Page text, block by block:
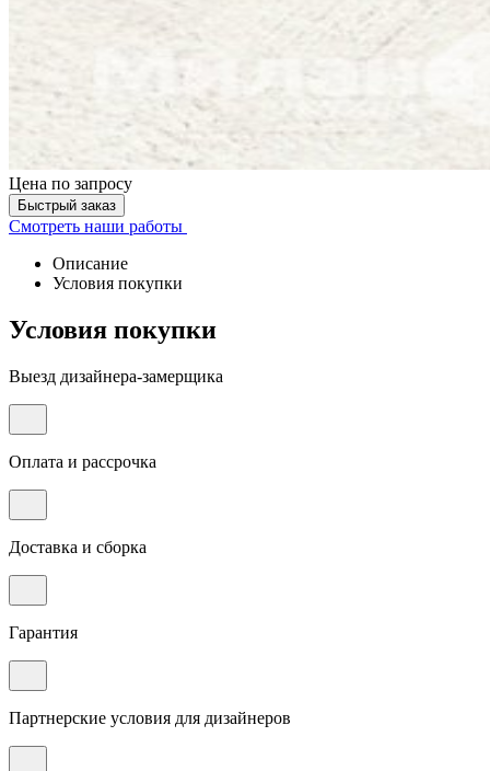
Цена по запросу
Быстрый заказ
Смотреть наши работы
Описание
Условия покупки
Условия покупки
Выезд дизайнера-замерщика
Оплата и рассрочка
Доставка и сборка
Гарантия
Партнерские условия для дизайнеров